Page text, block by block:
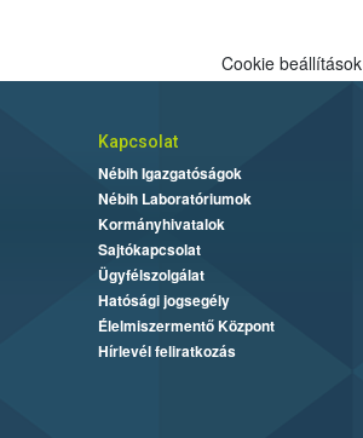
Cookie beállítások
Kapcsolat
Nébih Igazgatóságok
Nébih Laboratóriumok
Kormányhivatalok
Sajtókapcsolat
Ügyfélszolgálat
Hatósági jogsegély
Élelmiszermentő Központ
Hírlevél feliratkozás